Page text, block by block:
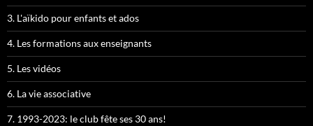
3. L'aïkido pour enfants et ados
4. Les formations aux enseignants
5. Les vidéos
6. La vie associative
7. 1993-2023: le club fête ses 30 ans!